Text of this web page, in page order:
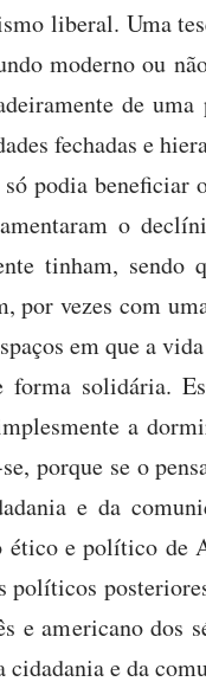
liberal. Uma
moderno ou
de
fechadas e
podia beneficiar
o
tinham,
vezes com
em que a
solidária.
a
porque se o
e da
e político de
políticos
e americano
cidadania e da